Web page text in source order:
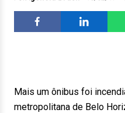
Mais um ônibus foi
metropolitana de Belo